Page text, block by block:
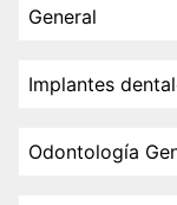
General
Implantes
Odontología